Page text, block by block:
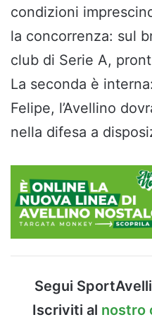
condizioni
la concorrenza: sul
club di Serie A,
La seconda è
Felipe, l’Avellino
nella difesa a
Segui
Iscriviti al nostro